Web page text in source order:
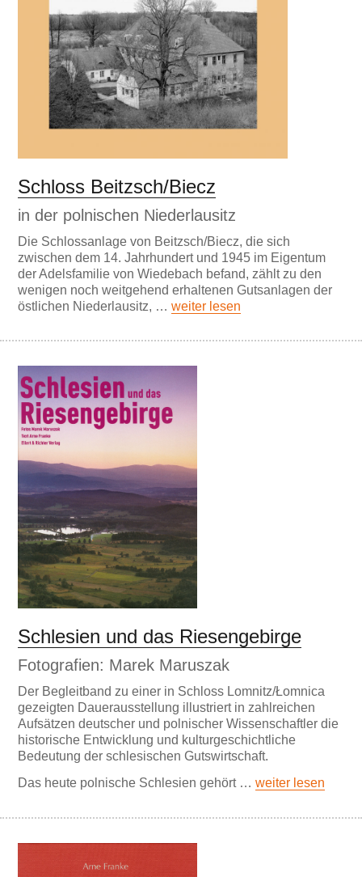
Schloss Beitzsch/Biecz
in der polnischen Niederlausitz
Die Schlossanlage von Beitzsch/Biecz, die sich
zwischen dem 14. Jahrhundert und 1945 im Eigentum
der Adelsfamilie von Wiedebach befand, zählt zu den
wenigen noch weitgehend erhaltenen Gutsanlagen der
östlichen Niederlausitz, …weiter lesen
Schlesien und das Riesengebirge
Fotografien: Marek Maruszak
Der Begleitband zu einer in Schloss Lomnitz/Łomnica
gezeigten Dauerausstellung illustriert in zahlreichen
Aufsätzen deutscher und polnischer Wissenschaftler die
historische Entwicklung und kulturgeschichtliche
Bedeutung der schlesischen Gutswirtschaft.
Das heute polnische Schlesien gehört …weiter lesen